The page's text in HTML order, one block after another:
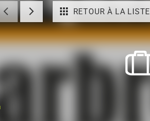
RETOUR À LA LISTE